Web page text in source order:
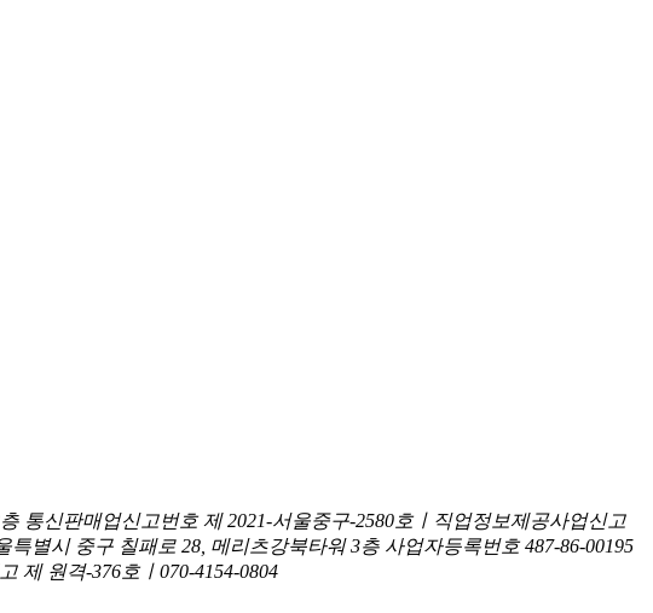
통신판매업신고번호 제 2021-서울중구-2580호ㅣ직업정보제공사업신고
특별시 중구 칠패로 28, 메리츠강북타워 3층 사업자등록번호 487-86-00195
제 원격-376호ㅣ070-4154-0804